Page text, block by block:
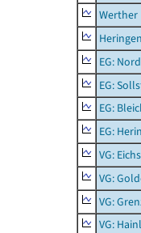
Werther
EG:
EG:
EG:
EG:
VG:
VG:
VG:
VG: